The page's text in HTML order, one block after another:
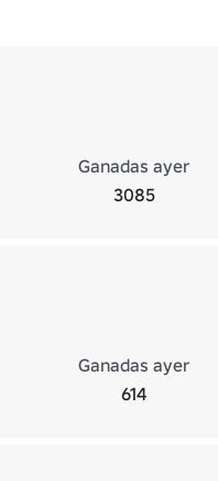
Ganadas ayer
3085
Ganadas ayer
614